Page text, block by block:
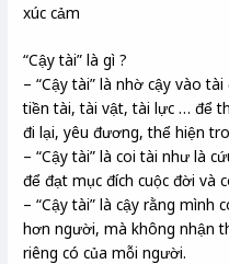
xúc cảm
“Cậy tài” là gì ?
– “Cậy tài” là nhờ cậy vào
tiền tài, tài vật, tài lực … để
đi lại, yêu đương, thể hiện
– “Cậy tài” là coi tài như là
để đạt mục đích cuộc đời và
– “Cậy tài” là cậy rằng mình
hơn người, mà không nhận
riêng có của mỗi người.